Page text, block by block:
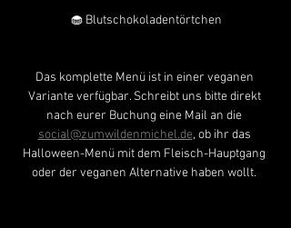
🧁 Blutschokoladentörtchen
Das komplette Menü ist in einer veganen
Variante verfügbar. Schreibt uns bitte direkt
nach eurer Buchung eine Mail an die
social@zumwildenmichel.de, ob ihr das
Halloween-Menü mit dem Fleisch-Hauptgang
oder der veganen Alternative haben wollt.